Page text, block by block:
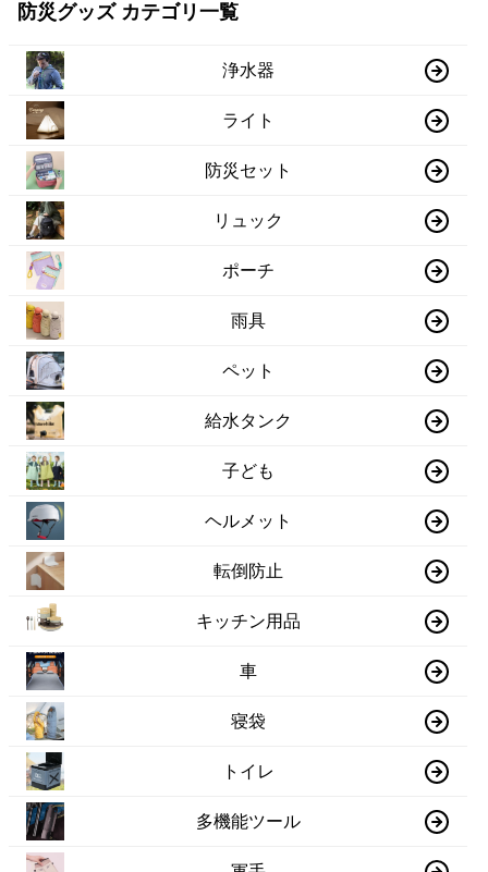
防災グッズ カテゴリ一覧
浄水器
ライト
防災セット
リュック
ポーチ
雨具
ペット
給水タンク
子ども
ヘルメット
転倒防止
キッチン用品
車
寝袋
トイレ
多機能ツール